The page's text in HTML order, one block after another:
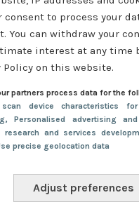
consent to process your
You can withdraw your
interest at any time
Policy on this website.
partners process data for the
scan device characteristics
, Personalised advertising
research and services
precise geolocation data
Adjust preferences
hoofdredacteur van
stipt en thematisch
aan het thema
een extra laag